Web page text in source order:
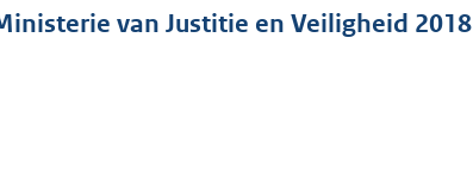
a van Justitie en Veiligheid 2018